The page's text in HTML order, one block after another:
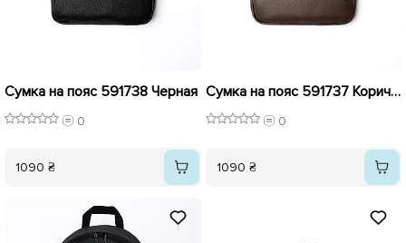
Сумка на пояс 591738 Черная
0
1090 ₴
Сумка на пояс 591737 Коричневая
0
1090 ₴